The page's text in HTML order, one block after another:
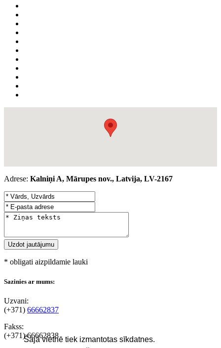
Šajā vietnē tiek izmantotas sīkdatnes.
Adrese: Kalniņi A, Mārupes nov., Latvija, LV-2167
* obligati aizpildamie lauki
Sazinies ar mums:
Uzvani:
(+371) 66662837
Fakss:
(+371)66662838